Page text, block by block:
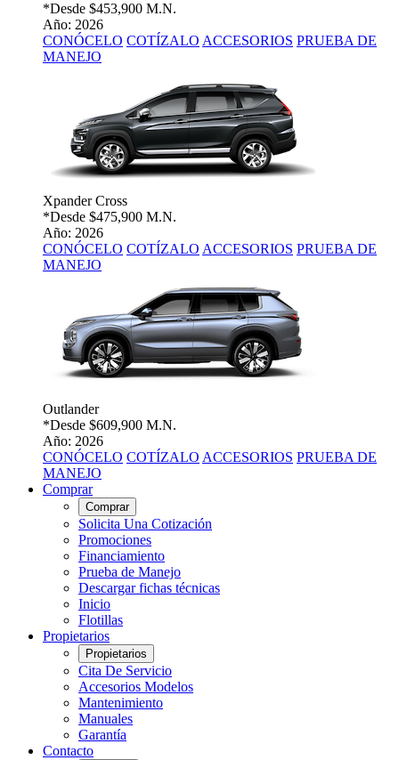
*Desde $453,900 M.N.
Año: 2026
CONÓCELO COTÍZALO ACCESORIOS PRUEBA DE
MANEJO
Xpander Cross
*Desde $475,900 M.N.
Año: 2026
CONÓCELO COTÍZALO ACCESORIOS PRUEBA DE
MANEJO
Outlander
*Desde $609,900 M.N.
Año: 2026
CONÓCELO COTÍZALO ACCESORIOS PRUEBA DE
MANEJO
Comprar
Comprar
Solicita Una Cotización
Promociones
Financiamiento
Prueba de Manejo
Descargar fichas técnicas
Inicio
Flotillas
Propietarios
Propietarios
Cita De Servicio
Accesorios Modelos
Mantenimiento
Manuales
Garantía
Contacto